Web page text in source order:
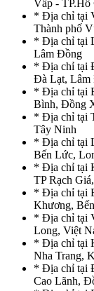
Vấp -
* Địa chỉ tại
Thành phố
* Địa chỉ tại
Lâm Đồng
* Địa chỉ tại
Đà Lạt, Lâm
* Địa chỉ tại
Bình, Đồng
* Địa chỉ tại
Tây Ninh
* Địa chỉ tại
Bến Lức,
* Địa chỉ tại
TP Rạch
* Địa chỉ tại
Khương,
* Địa chỉ tại
Long, Việt
* Địa chỉ tại
Nha Trang,
* Địa chỉ tại
Cao Lãnh,